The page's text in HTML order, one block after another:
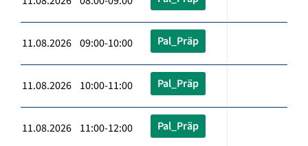
11.08.2026 09:00-10:00 Pal_Präp
11.08.2026 10:00-11:00 Pal_Präp
11.08.2026 11:00-12:00 Pal_Präp